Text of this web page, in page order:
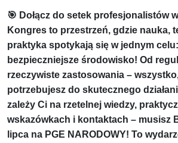
🎯 Dołącz do setek profesjonalistów
Kongres to przestrzeń, gdzie nauka,
praktyka spotykają się w jednym
bezpieczniejsze środowisko! Od
rzeczywiste zastosowania –
potrzebujesz do skutecznego
zależy Ci na rzetelnej wiedzy,
wskazówkach i kontaktach – musisz
lipca na PGE NARODOWY! To